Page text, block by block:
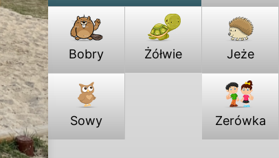
Bobry Żółwie Jeże
Sowy Zerówka